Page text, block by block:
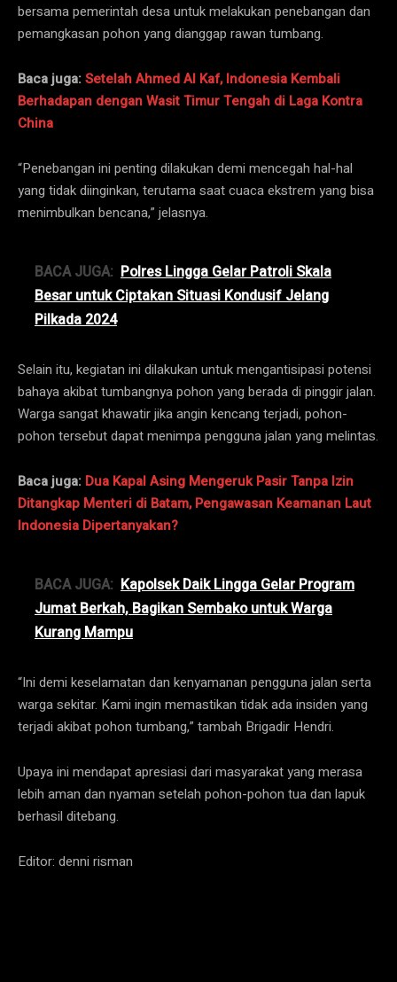
bersama pemerintah desa untuk melakukan penebangan dan
pemangkasan pohon yang dianggap rawan tumbang.
Baca juga:Setelah Ahmed Al Kaf, Indonesia Kembali
Berhadapan dengan Wasit Timur Tengah di Laga Kontra
China
“Penebangan ini penting dilakukan demi mencegah hal-hal
yang tidak diinginkan, terutama saat cuaca ekstrem yang bisa
menimbulkan bencana,” jelasnya.
BACA JUGA: Polres Lingga Gelar Patroli Skala
Besar untuk Ciptakan Situasi Kondusif Jelang
Pilkada 2024
Selain itu, kegiatan ini dilakukan untuk mengantisipasi potensi
bahaya akibat tumbangnya pohon yang berada di pinggir jalan.
Warga sangat khawatir jika angin kencang terjadi, pohon-
pohon tersebut dapat menimpa pengguna jalan yang melintas.
Baca juga: Dua Kapal Asing Mengeruk Pasir Tanpa Izin
Ditangkap Menteri di Batam, Pengawasan Keamanan Laut
Indonesia Dipertanyakan?
BACA JUGA: Kapolsek Daik Lingga Gelar Program
Jumat Berkah, Bagikan Sembako untuk Warga
Kurang Mampu
“Ini demi keselamatan dan kenyamanan pengguna jalan serta
warga sekitar. Kami ingin memastikan tidak ada insiden yang
terjadi akibat pohon tumbang,” tambah Brigadir Hendri.
Upaya ini mendapat apresiasi dari masyarakat yang merasa
lebih aman dan nyaman setelah pohon-pohon tua dan lapuk
berhasil ditebang.
Editor: denni risman